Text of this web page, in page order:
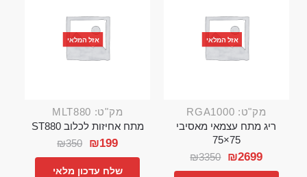
אזל המלאי
מק"ט: RGA1000
ריג מתח עצמאי מאסיבי
75×75
₪3350 ₪2699
אזל המלאי
מק"ט: MLT880
מתח אחיזות לכלוב ST880
₪350 ₪199
שלח עדכון מלאי